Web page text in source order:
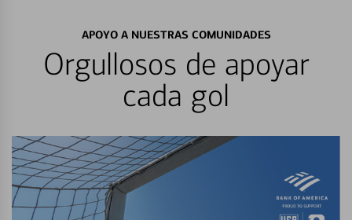
APOYO A NUESTRAS COMUNIDADES
Orgullosos de apoyar
cada gol